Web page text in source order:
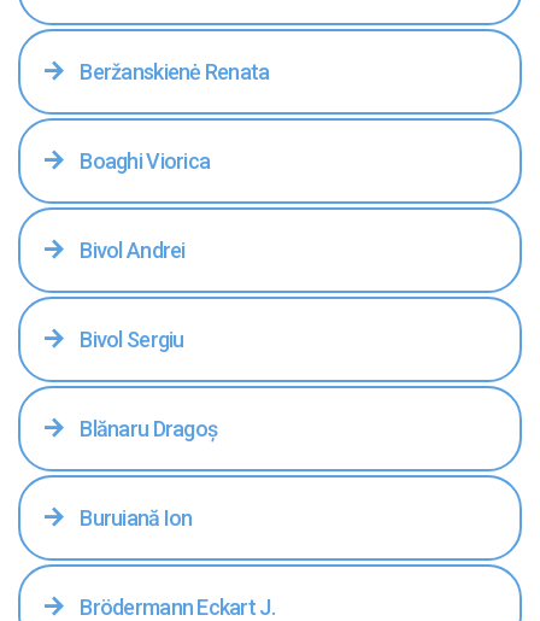
Beržanskienė Renata
Boaghi Viorica
Bivol Andrei
Bivol Sergiu
Blănaru Dragoş
Buruiană Ion
Brödermann Eckart J.